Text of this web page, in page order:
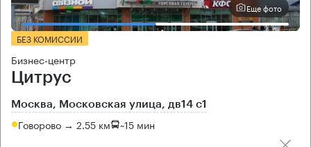
Еще фото
БЕЗ КОМИССИИ
Бизнес-центр
Цитрус
Москва, Московская улица, дв14 с1
Говорово → 2.55 км ~15 мин